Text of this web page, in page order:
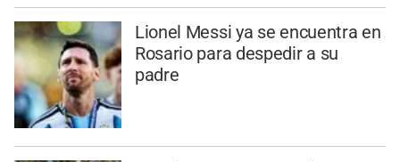
Lionel Messi ya se encuentra en
Rosario para despedir a su
padre